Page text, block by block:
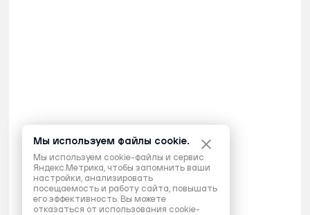
Мы используем файлы cookie.
Мы используем cookie-файлы и сервис
Яндекс.Метрика, чтобы запомнить ваши
настройки, анализировать
посещаемость и работу сайта, повышать
его эффективность. Вы можете
отказаться от использования cookie-